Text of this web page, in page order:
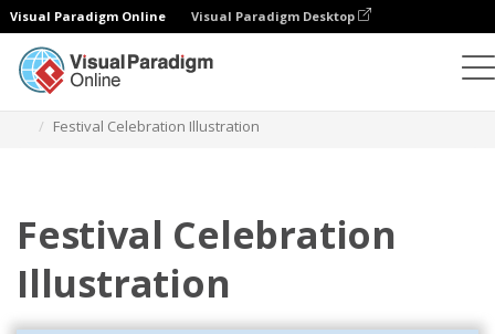
Visual Paradigm Online Visual Paradigm Desktop
Festival Celebration Illustration
Festival Celebration
Illustration